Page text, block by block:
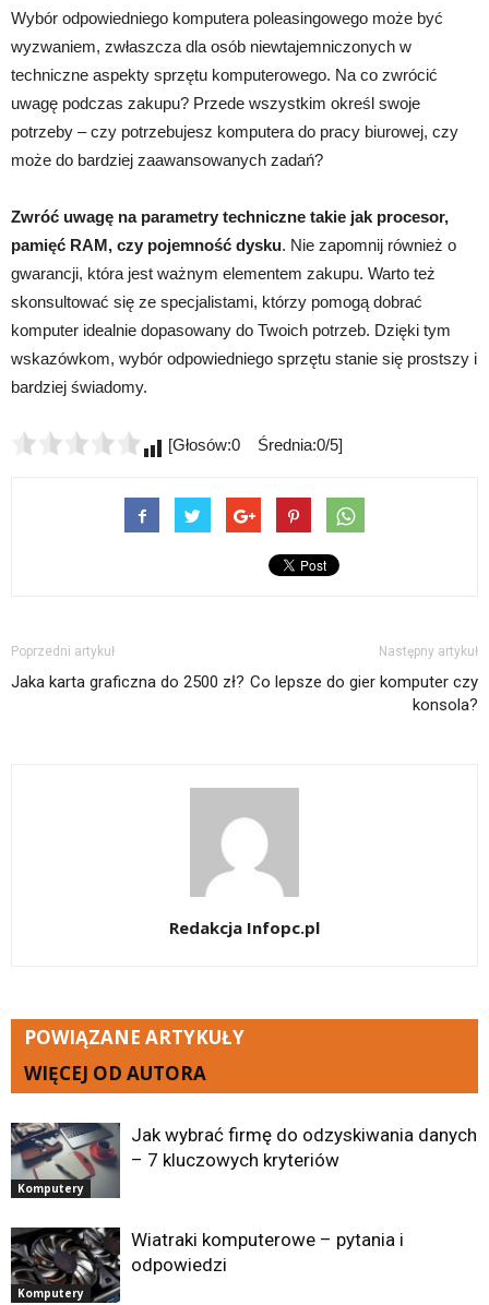
Wybór odpowiedniego komputera poleasingowego może być
wyzwaniem, zwłaszcza dla osób niewtajemniczonych w
techniczne aspekty sprzętu komputerowego. Na co zwrócić
uwagę podczas zakupu? Przede wszystkim określ swoje
potrzeby – czy potrzebujesz komputera do pracy biurowej, czy
może do bardziej zaawansowanych zadań?
Zwróć uwagę na parametry techniczne takie jak procesor,
pamięć RAM, czy pojemność dysku. Nie zapomnij również o
gwarancji, która jest ważnym elementem zakupu. Warto też
skonsultować się ze specjalistami, którzy pomogą dobrać
komputer idealnie dopasowany do Twoich potrzeb. Dzięki tym
wskazówkom, wybór odpowiedniego sprzętu stanie się prostszy i
bardziej świadomy.
[Głosów:0 Średnia:0/5]
Poprzedni artykuł
Jaka karta graficzna do 2500 zł?
Następny artykuł
Co lepsze do gier komputer czy
konsola?
Redakcja Infopc.pl
POWIĄZANE ARTYKUŁY
WIĘCEJ OD AUTORA
Komputery
Jak wybrać firmę do odzyskiwania danych
– 7 kluczowych kryteriów
Komputery
Wiatraki komputerowe – pytania i
odpowiedzi